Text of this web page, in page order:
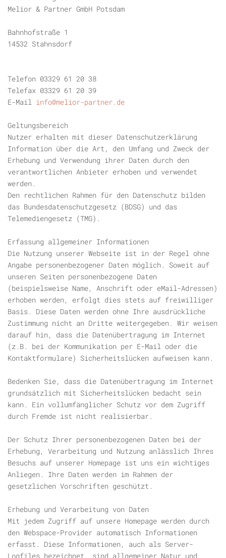
Melior & Partner GmbH Potsdam
Bahnhofstraße 1
14532 Stahnsdorf
Telefon 03329 61 20 38
Telefax 03329 61 20 39
E-Mail info@melior-partner.de
Geltungsbereich
Nutzer erhalten mit dieser Datenschutzerklärung
Information über die Art, den Umfang und Zweck der
Erhebung und Verwendung ihrer Daten durch den
verantwortlichen Anbieter erhoben und verwendet
werden.
Den rechtlichen Rahmen für den Datenschutz bilden
das Bundesdatenschutzgesetz (BDSG) und das
Telemediengesetz (TMG).
Erfassung allgemeiner Informationen
Die Nutzung unserer Webseite ist in der Regel ohne
Angabe personenbezogener Daten möglich. Soweit auf
unseren Seiten personenbezogene Daten
(beispielsweise Name, Anschrift oder eMail-Adressen)
erhoben werden, erfolgt dies stets auf freiwilliger
Basis. Diese Daten werden ohne Ihre ausdrückliche
Zustimmung nicht an Dritte weitergegeben. Wir weisen
darauf hin, dass die Datenübertragung im Internet
(z.B. bei der Kommunikation per E-Mail oder die
Kontaktformulare) Sicherheitslücken aufweisen kann.
Bedenken Sie, dass die Datenübertragung im Internet
grundsätzlich mit Sicherheitslücken bedacht sein
kann. Ein vollumfänglicher Schutz vor dem Zugriff
durch Fremde ist nicht realisierbar.
Der Schutz Ihrer personenbezogenen Daten bei der
Erhebung, Verarbeitung und Nutzung anlässlich Ihres
Besuchs auf unserer Homepage ist uns ein wichtiges
Anliegen. Ihre Daten werden im Rahmen der
gesetzlichen Vorschriften geschützt.
Erhebung und Verarbeitung von Daten
Mit jedem Zugriff auf unsere Homepage werden durch
den Webspace-Provider automatisch Informationen
erfasst. Diese Informationen, auch als Server-
Logfiles bezeichnet, sind allgemeiner Natur und